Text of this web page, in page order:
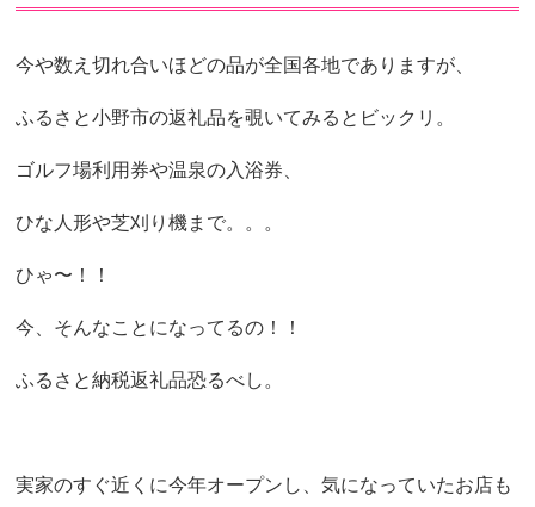
今や数え切れ合いほどの品が全国各地でありますが、
ふるさと小野市の返礼品を覗いてみるとビックリ。
ゴルフ場利用券や温泉の入浴券、
ひな人形や芝刈り機まで。。。
ひゃ〜！！
今、そんなことになってるの！！
ふるさと納税返礼品恐るべし。
実家のすぐ近くに今年オープンし、気になっていたお店も